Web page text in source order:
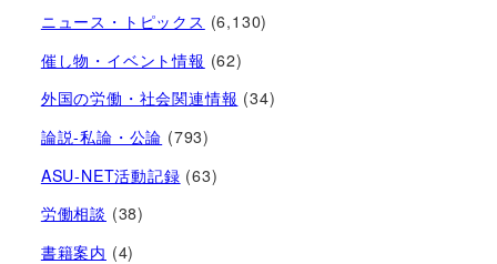
ニュース・トピックス (6,130)
催し物・イベント情報 (62)
外国の労働・社会関連情報 (34)
論説-私論・公論 (793)
ASU-NET活動記録 (63)
労働相談 (38)
書籍案内 (4)